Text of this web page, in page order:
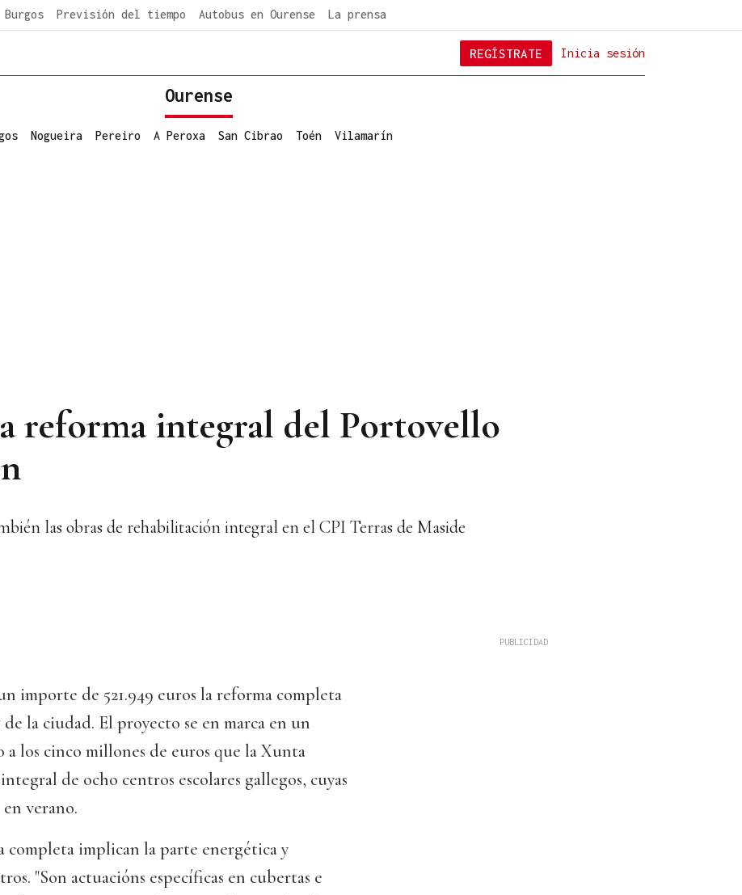
Previsión del tiempo Autobus en Ourense La prensa
Inicia sesión
REGÍSTRATE
Ourense
Nogueira Pereiro A Peroxa San Cibrao Toén Vilamarín
reforma integral del Portovello
las obras de rehabilitación integral en el CPI Terras de Maside
importe de 521.949 euros la reforma completa
la ciudad. El proyecto se en marca en un
a los cinco millones de euros que la Xunta
de ocho centros escolares gallegos, cuyas
verano.
completa implican la parte energética y
"Son actuacións específicas en cubertas e